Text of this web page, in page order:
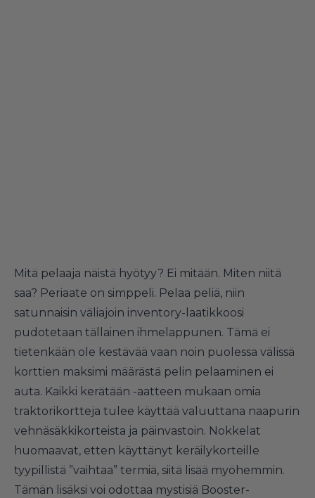
Mitä pelaaja näistä hyötyy? Ei mitään. Miten niitä
saa? Periaate on simppeli. Pelaa peliä, niin
satunnaisin väliajoin inventory-laatikkoosi
pudotetaan tällainen ihmelappunen. Tämä ei
tietenkään ole kestävää vaan noin puolessa välissä
korttien maksimi määrästä pelin pelaaminen ei
auta. Kaikki kerätään -aatteen mukaan omia
traktorikortteja tulee käyttää valuuttana naapurin
vehnäsäkkikorteista ja päinvastoin. Nokkelat
huomaavat, etten käyttänyt keräilykorteille
tyypillistä ”vaihtaa” termiä, siitä lisää myöhemmin.
Tämän lisäksi voi odottaa mystisiä Booster-